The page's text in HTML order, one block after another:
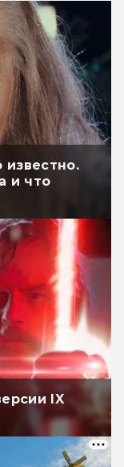
известно.
и что
IX